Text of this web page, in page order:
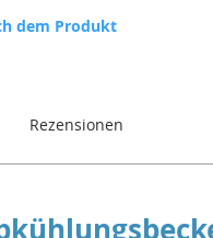
dem Produkt
Rezensionen